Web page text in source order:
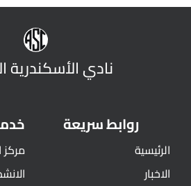
نادي الأسكندرية
روابط سريعة
الرئيسية
الاخبار